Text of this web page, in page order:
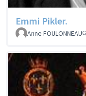
Emmi Pikler.
Anne FOULONNEAU